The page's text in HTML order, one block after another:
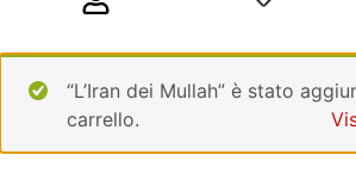
“L’Iran dei Mullah” è stato
carrello.